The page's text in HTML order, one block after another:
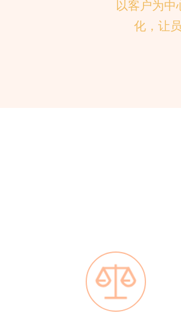
以客户为
化，让